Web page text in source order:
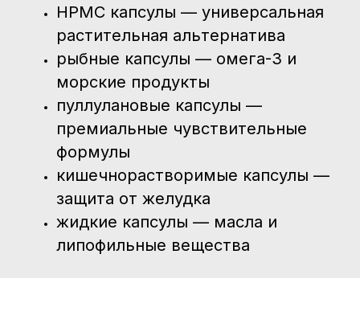
HPMC капсулы — универсальная
растительная альтернатива
рыбные капсулы — омега-3 и
морские продукты
пуллулановые капсулы —
премиальные чувствительные
формулы
кишечнорастворимые капсулы —
защита от желудка
жидкие капсулы — масла и
липофильные вещества